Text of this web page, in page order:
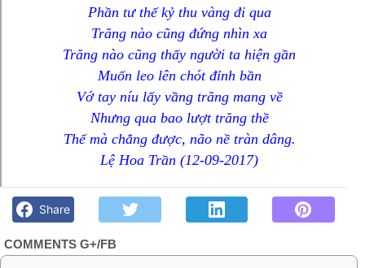
Phần tư thế kỷ thu vàng đi qua
Trăng nào cũng đứng nhìn xa
Trăng nào cũng thấy người ta hiện gần
Muốn leo lên chót đỉnh bần
Vớ tay níu lấy vầng trăng mang về
Nhưng qua bao lượt trăng thề
Thế mà chẳng được, não nề tràn dâng.
Lệ Hoa Trần (12-09-2017)
Chút gì để nhớ!
Share
COMMENTS G+/FB